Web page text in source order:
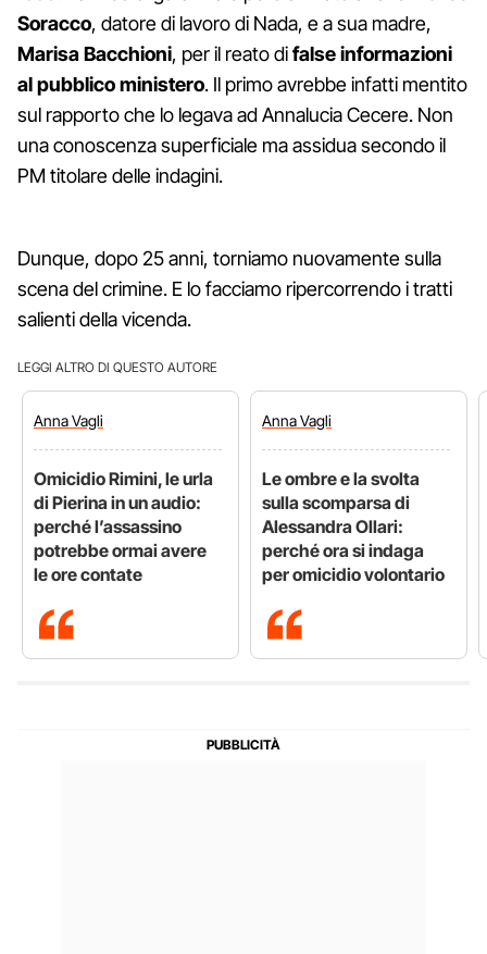
Soracco, datore di lavoro di Nada, e a sua madre,
Marisa Bacchioni, per il reato difalse informazioni
al pubblico ministero. Il primo avrebbe infatti mentito
sul rapporto che lo legava ad Annalucia Cecere. Non
una conoscenza superficiale ma assidua secondo il
PM titolare delle indagini.
Dunque, dopo 25 anni, torniamo nuovamente sulla
scena del crimine. E lo facciamo ripercorrendo i tratti
salienti della vicenda.
LEGGI ALTRO DI QUESTO AUTORE
AnnaVagli
Omicidio Rimini, le urla
di Pierina in un audio:
perché l’assassino
potrebbe ormai avere
le ore contate
AnnaVagli
Le ombre e la svolta
sulla scomparsa di
Alessandra Ollari:
perché ora si indaga
per omicidio volontario